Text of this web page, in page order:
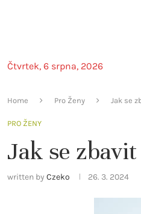
Čtvrtek, 6 srpna, 2026
Home Pro Ženy Jak se
PRO ŽENY
Jak se
written by Czeko 26. 3. 2024